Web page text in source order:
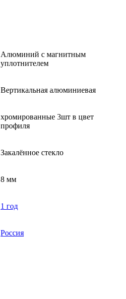
Алюминий с магнитным
уплотнителем
Вертикальная алюминиевая
хромированные 3шт в цвет
профиля
Закалённое стекло
8 мм
1 год
Россия